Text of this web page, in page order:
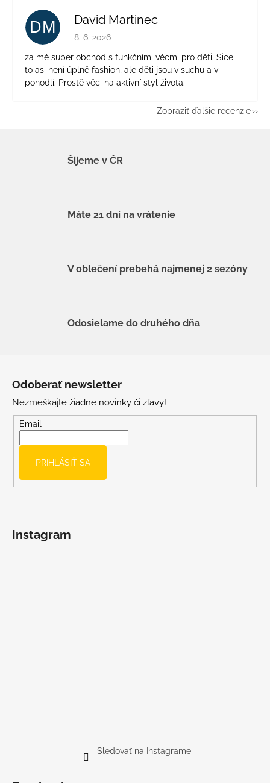
DM David Martinec
Hodnotenie obchodu je 5 z 5 hviezdičiek.
8. 6. 2026
za mě super obchod s funkčními věcmi pro děti. Sice
to asi není úplně fashion, ale děti jsou v suchu a v
pohodlí. Prostě věci na aktivní styl života.
Zobraziť ďalšie recenzie
Šijeme v ČR
Máte 21 dní na vrátenie
V oblečení prebehá najmenej 2 sezóny
Odosielame do druhého dňa
Odoberať newsletter
Nezmeškajte žiadne novinky či zľavy!
Email
PRIHLÁSIŤ SA
Instagram
Sledovať na Instagrame